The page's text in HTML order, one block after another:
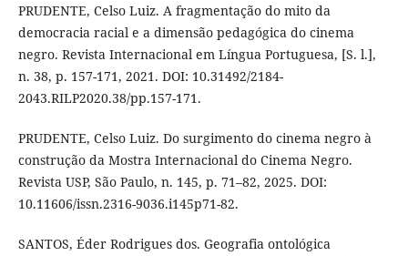
PRUDENTE, Celso Luiz. A fragmentação do mito da
democracia racial e a dimensão pedagógica do cinema
negro. Revista Internacional em Língua Portuguesa, [S. l.],
n. 38, p. 157-171, 2021. DOI: 10.31492/2184-
2043.RILP2020.38/pp.157-171.
PRUDENTE, Celso Luiz. Do surgimento do cinema negro à
construção da Mostra Internacional do Cinema Negro.
Revista USP, São Paulo, n. 145, p. 71–82, 2025. DOI:
10.11606/issn.2316-9036.i145p71-82.
SANTOS, Éder Rodrigues dos. Geografia ontológica